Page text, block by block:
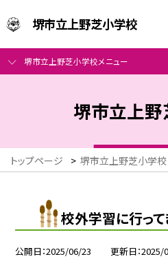
堺市立上野芝小学校
堺市立上野芝小学校メニュー
堺市立上
トップページ > 堺市立上野芝小学校
校外学習に行って
公開日 2025/06/23 更新日 2025/